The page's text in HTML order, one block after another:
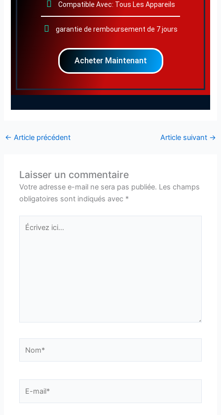
Compatible Avec: Tous Les Appareils
garantie de remboursement de 7 jours
Acheter Maintenant
← Article précédent Article suivant →
Laisser un commentaire
Votre adresse e-mail ne sera pas publiée. Les champs
obligatoires sont indiqués avec *
Écrivez
ici…
mail*